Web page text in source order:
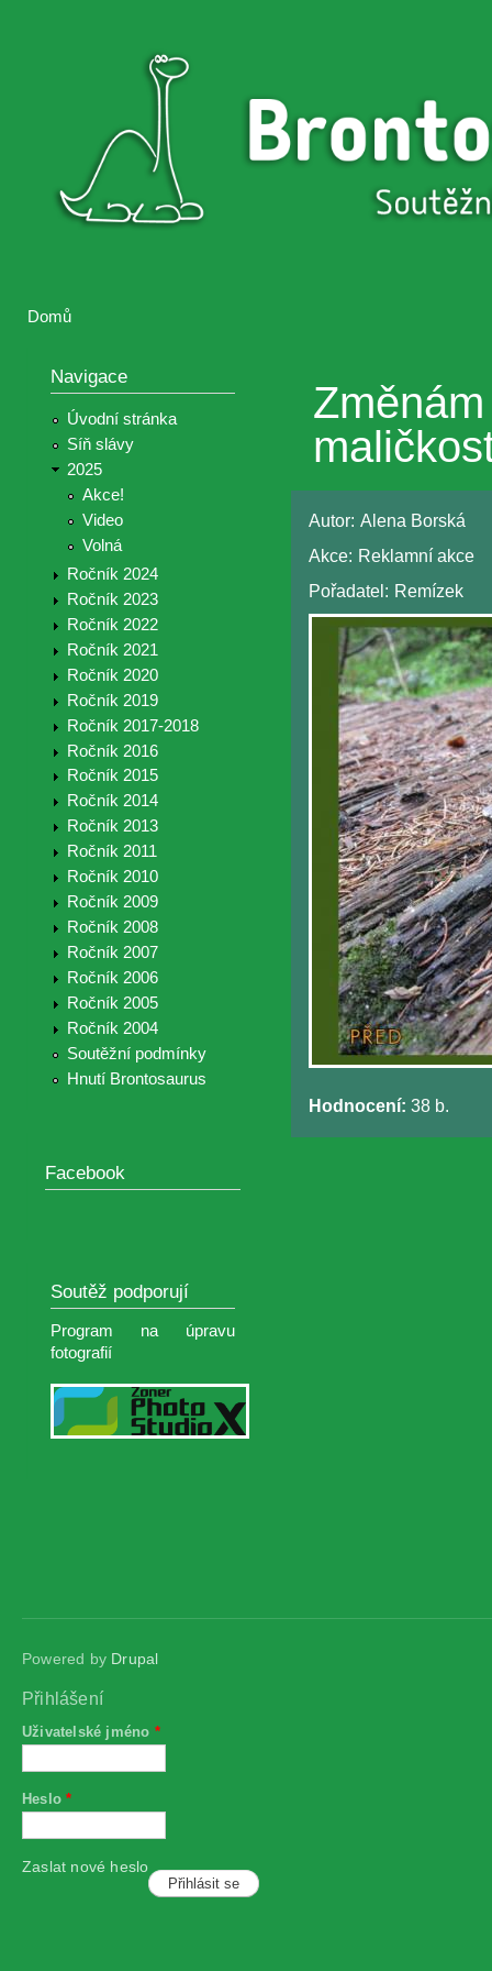
Brontosaurus
Brontosaurus
Domů
Navigace
Úvodní stránka
Síň slávy
2025
Akce!
Video
Volná
Ročník 2024
Ročník 2023
Ročník 2022
Ročník 2021
Ročník 2020
Ročník 2019
Ročník 2017-2018
Ročník 2016
Ročník 2015
Ročník 2014
Ročník 2013
Ročník 2011
Ročník 2010
Ročník 2009
Ročník 2008
Ročník 2007
Ročník 2006
Ročník 2005
Ročník 2004
Soutěžní podmínky
Hnutí Brontosaurus
Facebook
Soutěž podporují
Program na úpravu
fotografií
Autor: Alena Borská
Akce: Reklamní akce
Pořadatel: Remízek
Hodnocení: 38 b.
Powered by Drupal
Přihlášení
Uživatelské jméno *
Heslo*
Zaslat nové heslo